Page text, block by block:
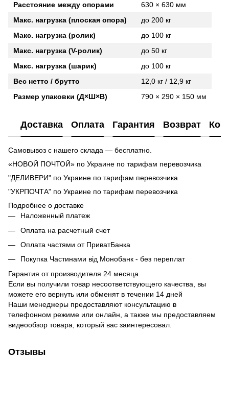
Расстояние между опорами
630 × 630 мм
Макс. нагрузка (плоская опора)
до 200 кг
Макс. нагрузка (ролик)
до 100 кг
Макс. нагрузка (V-ролик)
до 50 кг
Макс. нагрузка (шарик)
до 100 кг
Вес нетто / брутто
12,0 кг / 12,9 кг
Размер упаковки (Д×Ш×В)
790 × 290 × 150 мм
Доставка Оплата Гарантия Возврат
Самовывоз с нашего склада — бесплатно.
«НОВОЙ ПОЧТОЙ» по Украине по тарифам перевозчика
"ДЕЛИВЕРИ" по Украине по тарифам перевозчика
"УКРПОЧТА" по Украине по тарифам перевозчика
Подробнее о доставке
Наложенный платеж
Оплата на расчетный счет
Оплата частями от ПриватБанка
Покупка Частинами від Монобанк - без переплат
Гарантия от производителя 24 месяца
Если вы получили товар несоответствующего качества, вы
можете его вернуть или обменят в течении 14 дней
Наши менеджеры предоставляют консультацию в
телефонном режиме или онлайн, а также мы предоставляем
видеообзор товара, который вас заинтересовал.
Отзывы